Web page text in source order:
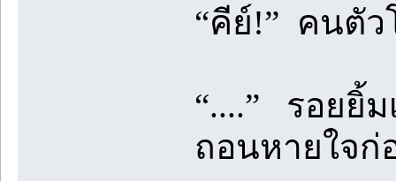
“คีย์!” คนตัว
“....” รอยยิ้
ถอนหายใจก่